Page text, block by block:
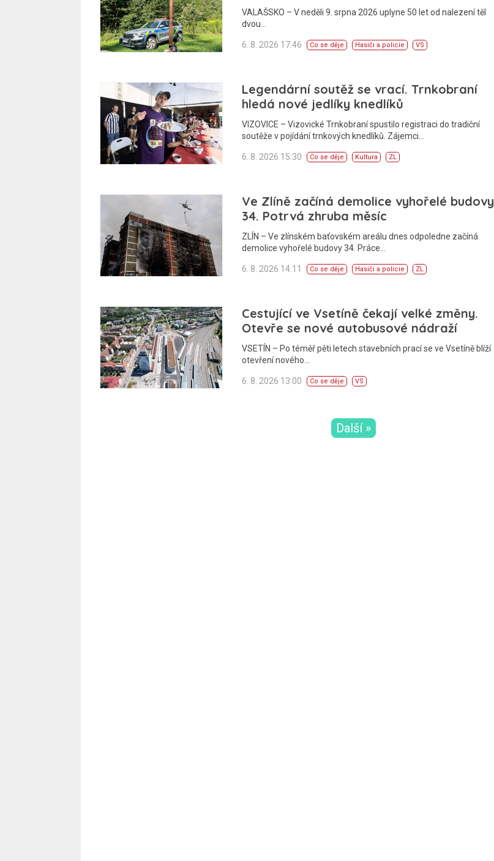
VALAŠSKO – V neděli 9. srpna 2026 uplyne 50 let od nalezení těl
dvou…
6. 8. 2026 17:46 Co se děje Hasiči a policie VS
Legendární soutěž se vrací. Trnkobraní
hledá nové jedlíky knedlíků
VIZOVICE – Vizovické Trnkobraní spustilo registraci do tradiční
soutěže v pojídání trnkových knedlíků. Zájemci…
6. 8. 2026 15:30 Co se děje Kultura ZL
Ve Zlíně začíná demolice vyhořelé budovy
34. Potrvá zhruba měsíc
ZLÍN – Ve zlínském baťovském areálu dnes odpoledne začíná
demolice vyhořelé budovy 34. Práce…
6. 8. 2026 14:11 Co se děje Hasiči a policie ZL
Cestující ve Vsetíně čekají velké změny.
Otevře se nové autobusové nádraží
VSETÍN – Po téměř pěti letech stavebních prací se ve Vsetíně blíží
otevření nového…
6. 8. 2026 13:00 Co se děje VS
Další »